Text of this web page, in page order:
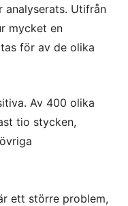
analyserats. Utifrån
mycket en
för av de olika
Av 400 olika
tio stycken,
ett större problem,